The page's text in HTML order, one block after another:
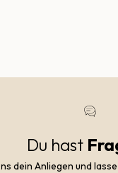
Du hast
dein Anliegen und